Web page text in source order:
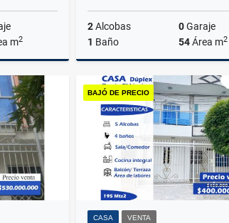
m2
Alquiler
2Alcobas 0Garaje
1 Baño 54Área m2
$550.000
BAJÓ DE PRECIO
CASA VENTA